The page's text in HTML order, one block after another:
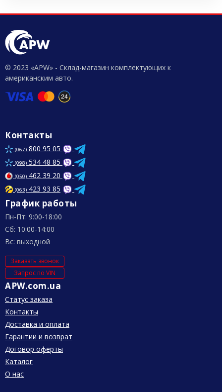
© 2023 «APW» - Склад-магазин комплектующих к
американским авто.
Контакты
(067) 800 95 05
(098) 534 48 85
(050) 462 39 20
(063) 423 93 85
График работы
Пн-Пт: 9:00-18:00
Сб: 10:00-14:00
Вс: выходной
Заказать звонок
Запрос по VIN
APW.com.ua
Статус заказа
Контакты
Доставка и оплата
Гарантии и возврат
Договор оферты
Каталог
О нас